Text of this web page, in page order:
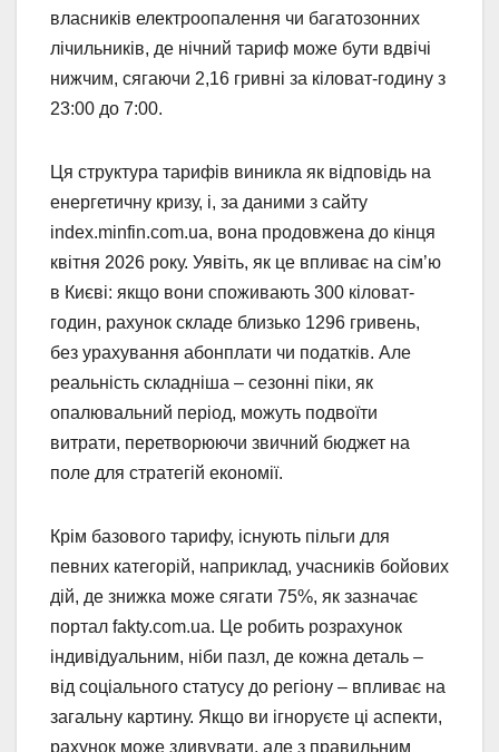
власників електроопалення чи багатозонних
лічильників, де нічний тариф може бути вдвічі
нижчим, сягаючи 2,16 гривні за кіловат-годину з
23:00 до 7:00.
Ця структура тарифів виникла як відповідь на
енергетичну кризу, і, за даними з сайту
index.minfin.com.ua, вона продовжена до кінця
квітня 2026 року. Уявіть, як це впливає на сім’ю
в Києві: якщо вони споживають 300 кіловат-
годин, рахунок складе близько 1296 гривень,
без урахування абонплати чи податків. Але
реальність складніша – сезонні піки, як
опалювальний період, можуть подвоїти
витрати, перетворюючи звичний бюджет на
поле для стратегій економії.
Крім базового тарифу, існують пільги для
певних категорій, наприклад, учасників бойових
дій, де знижка може сягати 75%, як зазначає
портал fakty.com.ua. Це робить розрахунок
індивідуальним, ніби пазл, де кожна деталь –
від соціального статусу до регіону – впливає на
загальну картину. Якщо ви ігноруєте ці аспекти,
рахунок може здивувати, але з правильним